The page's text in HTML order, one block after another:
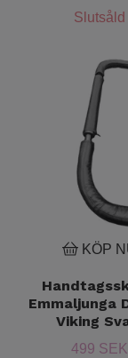
Slutsåld
KÖP
Emmaljunga
Viking
499 SEK